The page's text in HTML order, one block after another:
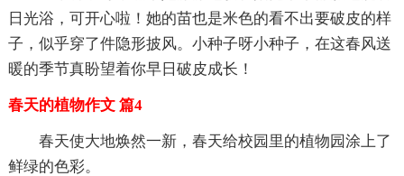
日光浴，可开心啦！她的苗也是米色的看不出要破皮的样
子，似乎穿了件隐形披风。小种子呀小种子，在这春风送
暖的季节真盼望着你早日破皮成长！
春天的植物作文 篇4
春天使大地焕然一新，春天给校园里的植物园涂上了
鲜绿的色彩。